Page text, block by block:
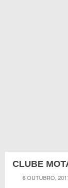
CLUBE
6 OUTUBRO,